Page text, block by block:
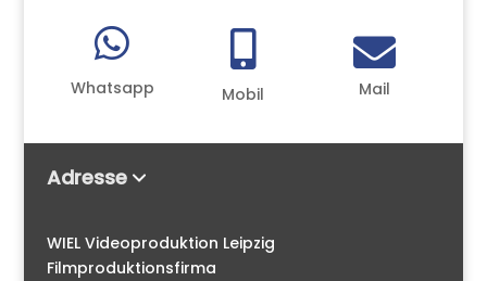

Whatsapp

Mobil

Mail
Adresse
WIEL Videoproduktion Leipzig
Filmproduktionsfirma